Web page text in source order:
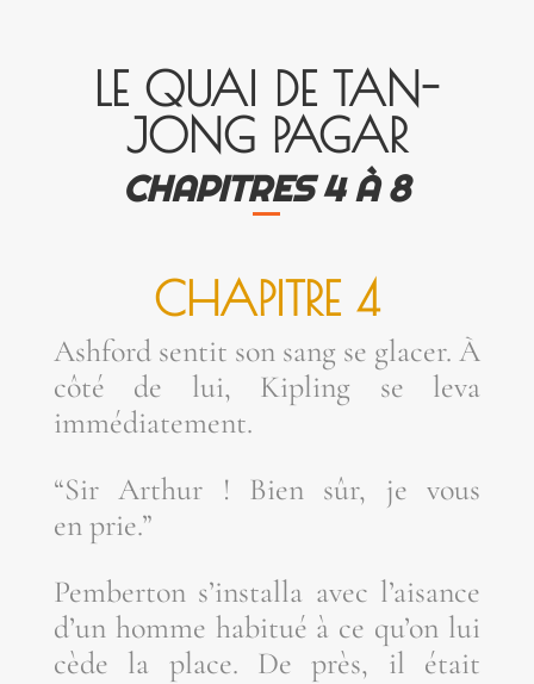
LE QUAI DE TAN­
JONG PAGAR
CHA­PITRES 4 À 8
CHA­PITRE 4
Ash­ford sen­tit son sang se gla­cer. À
côté de lui, Kipling se leva
immédiatement.
“Sir Arthur ! Bien sûr, je vous
en prie.”
Pem­ber­ton s’ins­tal­la avec l’ai­sance
d’un homme habi­tué à ce qu’on lui
cède la place. De près, il était